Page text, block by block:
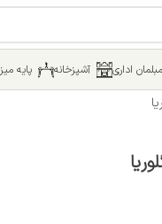
مبلمان اداری آشپزخانه پایه میز